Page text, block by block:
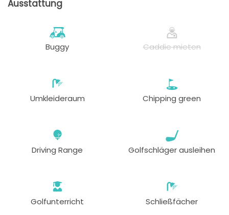
Ausstattung
Buggy Caddie mieten
Umkleideraum Chipping green
Driving Range Golfschläger ausleihen
Golfunterricht Schließfächer